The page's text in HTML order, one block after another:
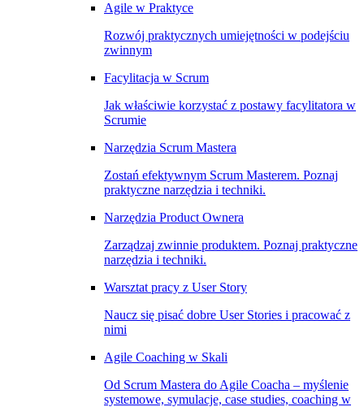
Agile w Praktyce
Rozwój praktycznych umiejętności w podejściu
zwinnym
Facylitacja w Scrum
Jak właściwie korzystać z postawy facylitatora w
Scrumie
Narzędzia Scrum Mastera
Zostań efektywnym Scrum Masterem. Poznaj
praktyczne narzędzia i techniki.
Narzędzia Product Ownera
Zarządzaj zwinnie produktem. Poznaj praktyczne
narzędzia i techniki.
Warsztat pracy z User Story
Naucz się pisać dobre User Stories i pracować z
nimi
Agile Coaching w Skali
Od Scrum Mastera do Agile Coacha – myślenie
systemowe, symulacje, case studies, coaching w